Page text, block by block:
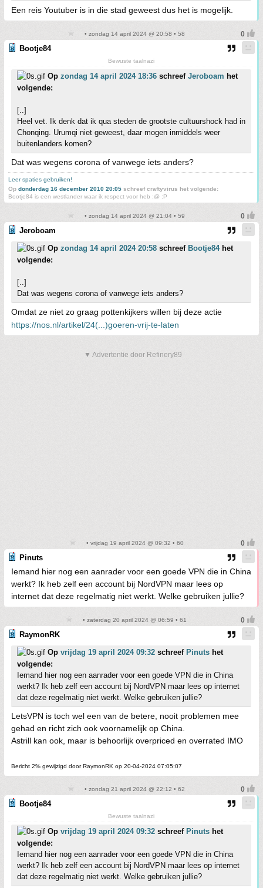
Een reis Youtuber is in die stad geweest dus het is mogelijk.
• zondag 14 april 2024 @ 20:58 • 58
Bootje84
Bewuste taalnazi
Op zondag 14 april 2024 18:36 schreef Jeroboam het
volgende:
[..]
Heel vet. Ik denk dat ik qua steden de grootste cultuurshock had in
Chonqing. Urumqi niet geweest, daar mogen inmiddels weer
buitenlanders komen?
Dat was wegens corona of vanwege iets anders?
Leer spaties gebruiken!
Op donderdag 16 december 2010 20:05 schreef craftyvirus het volgende:
Bootje84 is een westlander waar ik respect voor heb :@ :P
• zondag 14 april 2024 @ 21:04 • 59
Jeroboam
Op zondag 14 april 2024 20:58 schreef Bootje84het
volgende:
[..]
Dat was wegens corona of vanwege iets anders?
Omdat ze niet zo graag pottenkijkers willen bij deze actie
https://nos.nl/artikel/24(...)goeren-vrij-te-laten
▼ Advertentie door Refinery89
• vrijdag 19 april 2024 @ 09:32 • 60
Pinuts
Iemand hier nog een aanrader voor een goede VPN die in China
werkt? Ik heb zelf een account bij NordVPN maar lees op
internet dat deze regelmatig niet werkt. Welke gebruiken jullie?
• zaterdag 20 april 2024 @ 06:59 • 61
RaymonRK
Op vrijdag 19 april 2024 09:32 schreef Pinuts het
volgende:
Iemand hier nog een aanrader voor een goede VPN die in China
werkt? Ik heb zelf een account bij NordVPN maar lees op internet
dat deze regelmatig niet werkt. Welke gebruiken jullie?
LetsVPN is toch wel een van de betere, nooit problemen mee
gehad en richt zich ook voornamelijk op China.
Astrill kan ook, maar is behoorlijk overpriced en overrated IMO
Bericht 2% gewijzigd door RaymonRK op 20-04-2024 07:05:07
• zondag 21 april 2024 @ 22:12 • 62
Bootje84
Bewuste taalnazi
Op vrijdag 19 april 2024 09:32 schreef Pinuts het
volgende:
Iemand hier nog een aanrader voor een goede VPN die in China
werkt? Ik heb zelf een account bij NordVPN maar lees op internet
dat deze regelmatig niet werkt. Welke gebruiken jullie?